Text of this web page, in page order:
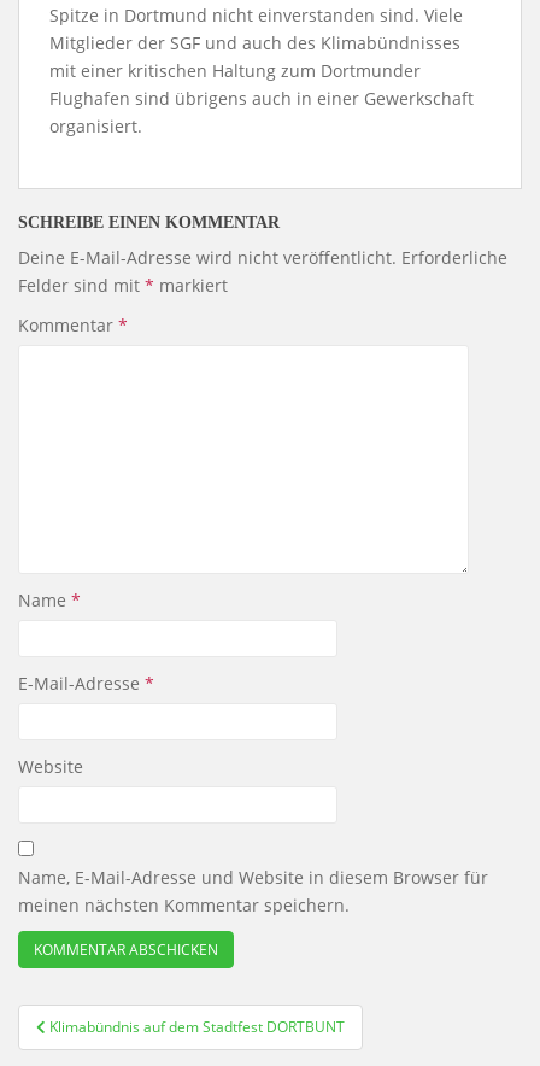
Spitze in Dortmund nicht einverstanden sind. Viele
Mitglieder der SGF und auch des Klimabündnisses
mit einer kritischen Haltung zum Dortmunder
Flughafen sind übrigens auch in einer Gewerkschaft
organisiert.
SCHREIBE EINEN KOMMENTAR
Deine E-Mail-Adresse wird nicht veröffentlicht. Erforderliche
Felder sind mit * markiert
Kommentar *
Name *
E-Mail-Adresse *
Website
Name, E-Mail-Adresse und Website in diesem Browser für
meinen nächsten Kommentar speichern.
Beitragsnavigation
Klimabündnis auf dem Stadtfest DORTBUNT